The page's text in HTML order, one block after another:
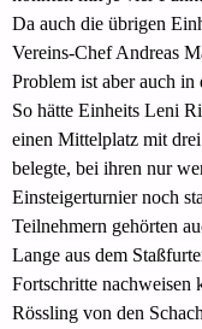
Da auch die übrigen
Vereins-Chef Andreas
Problem ist aber auch
So hätte Einheits Leni
einen Mittelplatz mit
belegte, bei ihren nur
Einsteigerturnier noch
Teilnehmern gehörten
Lange aus dem
Fortschritte nachweisen
Rössling von den